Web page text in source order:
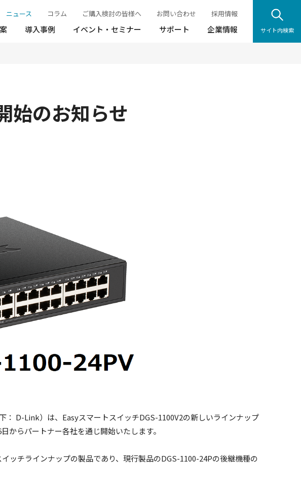
ニュース コラム ご購入検討の皆様へ お問い合わせ 採用情報
導入事例 イベント・セミナー サポート 企業情報 サイト内検索
始のお知らせ
D-Link）は、EasyスマートスイッチDGS-1100V2の新しいラインナップ
からパートナー各社を通じ開始いたします。
ッチラインナップの製品であり、現行製品のDGS-1100-24Pの後継機種の